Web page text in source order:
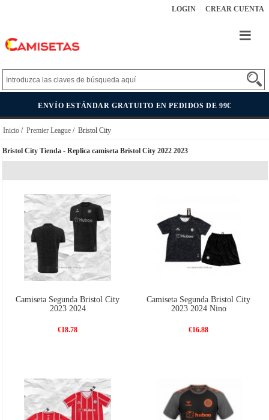
LOGIN CREAR CUENTA
ENVÍO ESTÁNDAR GRATUITO EN PEDIDOS DE 99€
Inicio / Premier League / Bristol City
Bristol City Tienda - Replica camiseta Bristol City 2022 2023
Camiseta Segunda Bristol City
2023 2024
€18.78
Camiseta Segunda Bristol City
2023 2024 Nino
€16.88